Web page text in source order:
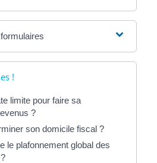
!
limite pour faire sa
?
son domicile fiscal ?
le plafonnement global des